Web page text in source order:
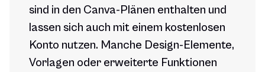
sind in den Canva-Plänen enthalten und
lassen sich auch mit einem kostenlosen
Konto nutzen. Manche Design-Elemente,
Vorlagen oder erweiterte Funktionen